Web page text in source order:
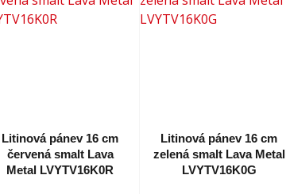
Litinová pánev 16 cm
červená smalt Lava
Metal LVYTV16K0R
Litinová pánev 16 cm
zelená smalt Lava Metal
LVYTV16K0G